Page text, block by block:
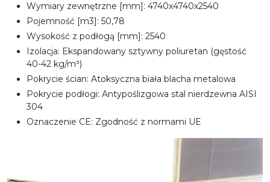
Wymiary zewnętrzne [mm]: 4740x4740x2540
Pojemność [m3]: 50,78
Wysokość z podłogą [mm]: 2540
Izolacja: Ekspandowany sztywny poliuretan (gęstość
40-42 kg/m³)
Pokrycie ścian: Atoksyczna biała blacha metalowa
Pokrycie podłogi: Antypoślizgowa stal nierdzewna AISI
304
Oznaczenie CE: Zgodność z normami UE